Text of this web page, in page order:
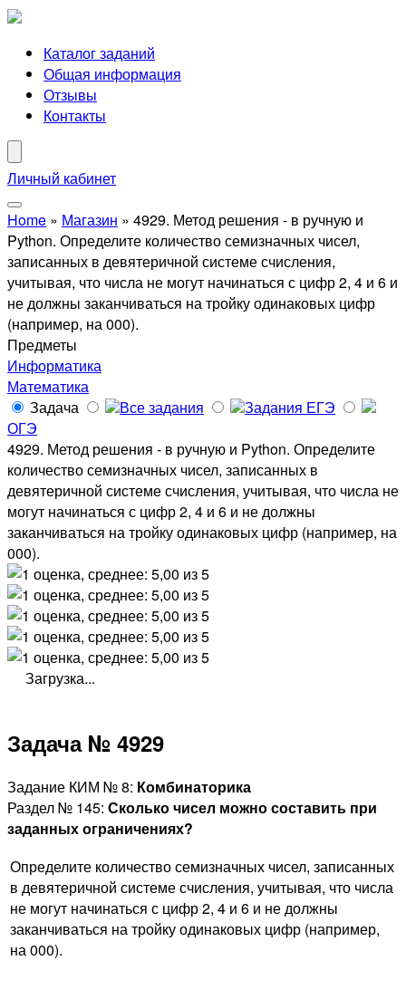
Каталог заданий
Общая информация
Отзывы
Контакты
Личный кабинет
Home » Магазин » 4929. Метод решения - в ручную и
Python. Определите количество семизначных чисел,
записанных в девятеричной системе счисления,
учитывая, что числа не могут начинаться с цифр 2, 4 и 6 и
не должны заканчиваться на тройку одинаковых цифр
(например, на 000).
Предметы
Информатика
Математика
Задача
Все задания
Задания ЕГЭ
ОГЭ
4929. Метод решения - в ручную и Python. Определите
количество семизначных чисел, записанных в
девятеричной системе счисления, учитывая, что числа не
могут начинаться с цифр 2, 4 и 6 и не должны
заканчиваться на тройку одинаковых цифр (например, на
000).
Загрузка...
Задача № 4929
Задание КИМ № 8: Комбинаторика
Раздел № 145: Сколько чисел можно составить при
заданных ограничениях?
Определите количество семизначных чисел, записанных
в девятеричной системе счисления, учитывая, что числа
не могут начинаться с цифр 2, 4 и 6 и не должны
заканчиваться на тройку одинаковых цифр (например,
на 000).